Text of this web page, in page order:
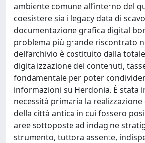
ambiente comune all’interno del
coesistere sia i legacy data di
documentazione grafica digital
problema più grande riscontrato
dell’archivio è costituito dalla
digitalizzazione dei contenuti,
fondamentale per poter
informazioni su Herdonia. È stata
necessità primaria la realizzazione
della città antica in cui fossero
aree sottoposte ad indagine
strumento, tuttora assente,